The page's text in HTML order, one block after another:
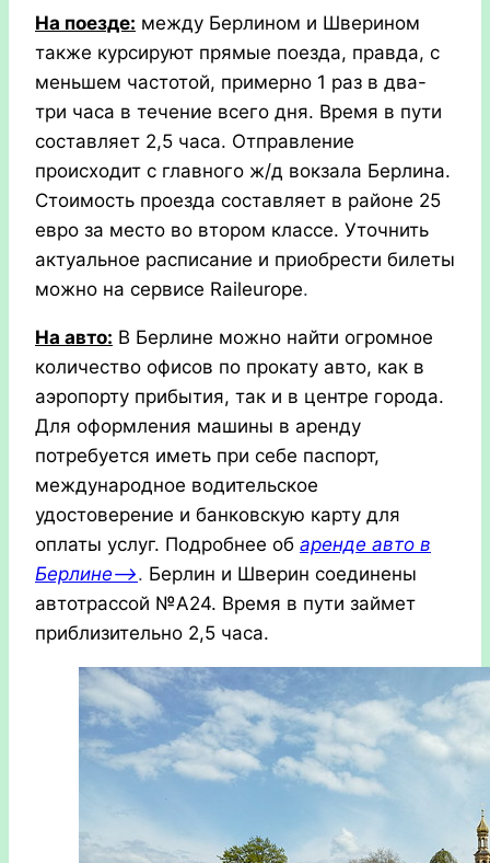
На поезде: между Берлином и Шверином
также курсируют прямые поезда, правда, с
меньшем частотой, примерно 1 раз в два-
три часа в течение всего дня. Время в пути
составляет 2,5 часа. Отправление
происходит с главного ж/д вокзала Берлина.
Стоимость проезда составляет в районе 25
евро за место во втором классе. Уточнить
актуальное расписание и приобрести билеты
можно на сервисе Raileurope.
На авто: В Берлине можно найти огромное
количество офисов по прокату авто, как в
аэропорту прибытия, так и в центре города.
Для оформления машины в аренду
потребуется иметь при себе паспорт,
международное водительское
удостоверение и банковскую карту для
оплаты услуг. Подробнее об аренде авто в
Берлине—>. Берлин и Шверин соединены
автотрассой №А24. Время в пути займет
приблизительно 2,5 часа.